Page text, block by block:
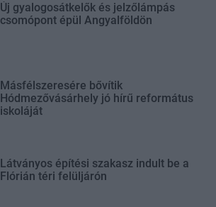
Új gyalogosátkelők és jelzőlámpás
csomópont épül Angyalföldön
Másfélszeresére bővítik
Hódmezővásárhely jó hírű református
iskoláját
Látványos építési szakasz indult be a
Flórián téri felüljárón